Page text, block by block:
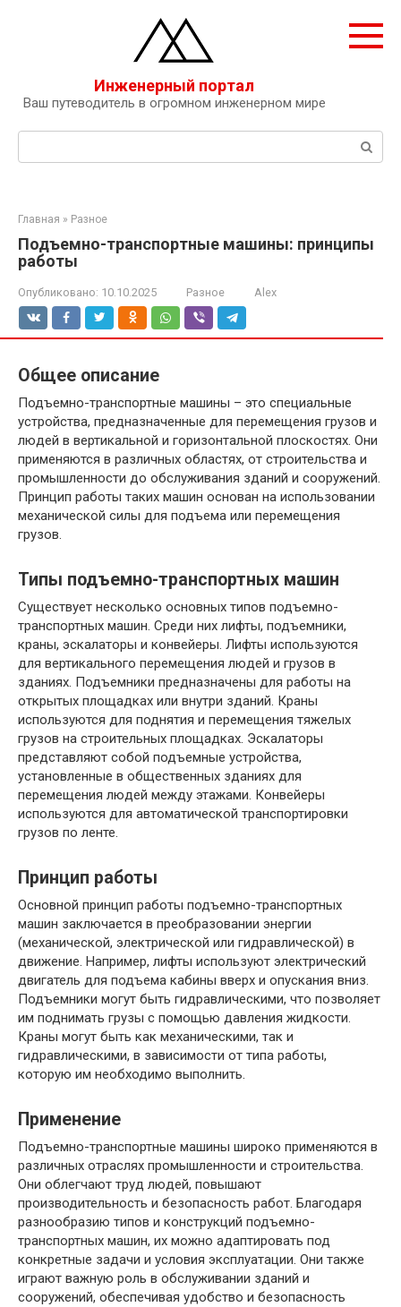
Инженерный портал
Ваш путеводитель в огромном инженерном мире
Поиск:
Главная » Разное
Подъемно-транспортные машины: принципы
работы
Опубликовано: 10.10.2025 Разное Alex
Общее описание
Подъемно-транспортные машины – это специальные
устройства, предназначенные для перемещения грузов и
людей в вертикальной и горизонтальной плоскостях. Они
применяются в различных областях, от строительства и
промышленности до обслуживания зданий и сооружений.
Принцип работы таких машин основан на использовании
механической силы для подъема или перемещения
грузов.
Типы подъемно-транспортных машин
Существует несколько основных типов подъемно-
транспортных машин. Среди них лифты, подъемники,
краны, эскалаторы и конвейеры. Лифты используются
для вертикального перемещения людей и грузов в
зданиях. Подъемники предназначены для работы на
открытых площадках или внутри зданий. Краны
используются для поднятия и перемещения тяжелых
грузов на строительных площадках. Эскалаторы
представляют собой подъемные устройства,
установленные в общественных зданиях для
перемещения людей между этажами. Конвейеры
используются для автоматической транспортировки
грузов по ленте.
Принцип работы
Основной принцип работы подъемно-транспортных
машин заключается в преобразовании энергии
(механической, электрической или гидравлической) в
движение. Например, лифты используют электрический
двигатель для подъема кабины вверх и опускания вниз.
Подъемники могут быть гидравлическими, что позволяет
им поднимать грузы с помощью давления жидкости.
Краны могут быть как механическими, так и
гидравлическими, в зависимости от типа работы,
которую им необходимо выполнить.
Применение
Подъемно-транспортные машины широко применяются в
различных отраслях промышленности и строительства.
Они облегчают труд людей, повышают
производительность и безопасность работ. Благодаря
разнообразию типов и конструкций подъемно-
транспортных машин, их можно адаптировать под
конкретные задачи и условия эксплуатации. Они также
играют важную роль в обслуживании зданий и
сооружений, обеспечивая удобство и безопасность